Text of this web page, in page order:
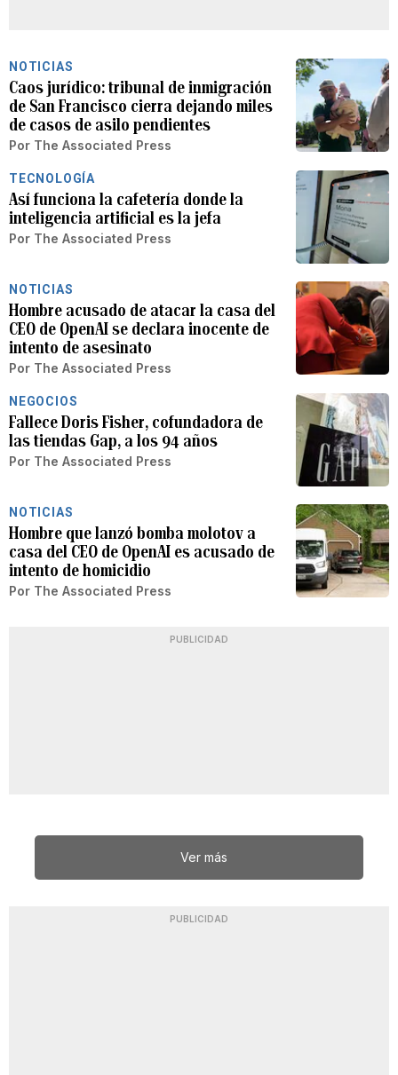
NOTICIAS
Caos jurídico: tribunal de inmigración
de San Francisco cierra dejando miles
de casos de asilo pendientes
Por The Associated Press
TECNOLOGÍA
Así funciona la cafetería donde la
inteligencia artificial es la jefa
Por The Associated Press
NOTICIAS
Hombre acusado de atacar la casa del
CEO de OpenAI se declara inocente de
intento de asesinato
Por The Associated Press
NEGOCIOS
Fallece Doris Fisher, cofundadora de
las tiendas Gap, a los 94 años
Por The Associated Press
NOTICIAS
Hombre que lanzó bomba molotov a
casa del CEO de OpenAI es acusado de
intento de homicidio
Por The Associated Press
PUBLICIDAD
Ver más
PUBLICIDAD